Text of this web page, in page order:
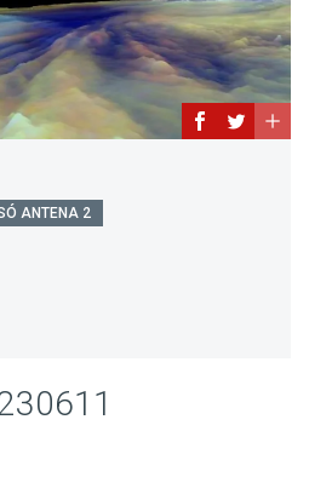
ANTENA 2